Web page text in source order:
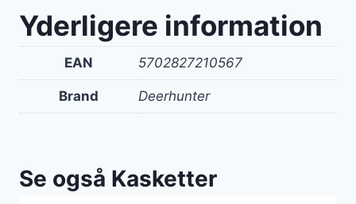
Yderligere information
EAN 5702827210567
Brand Deerhunter
Se også Kasketter